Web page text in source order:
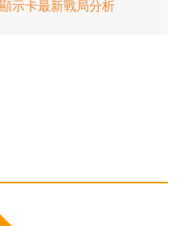
示卡最新戰局分析